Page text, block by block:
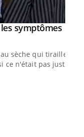
symptômes
sèche qui tiraille,
ce n'était pas juste